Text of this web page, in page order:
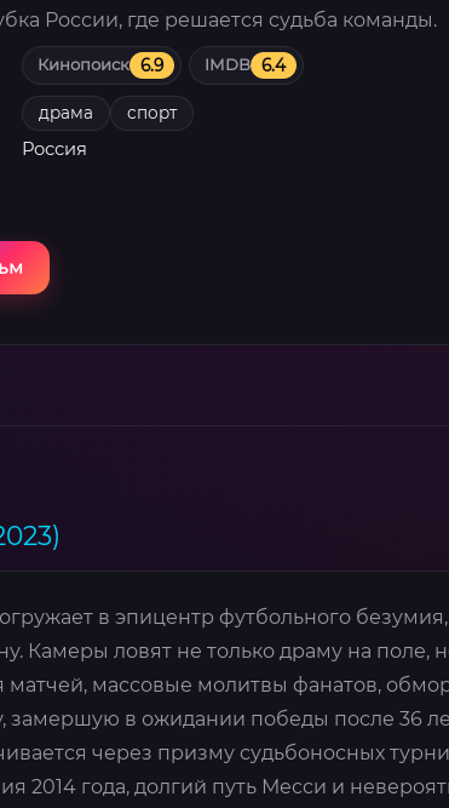
России, где решается судьба команды.
Кинопоиск 6.9 IMDB 6.4
драма спорт
Россия
в эпицентр футбольного
Камеры ловят не только драму на поле,
матчей, массовые молитвы фанатов,
замершую в ожидании победы после 36
через призму судьбоносных
2014 года, долгий путь Месси и